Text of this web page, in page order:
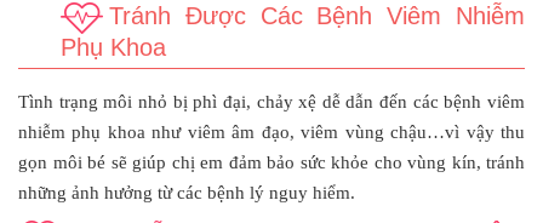
Tránh Được Các Bệnh Viêm Nhiễm
Phụ Khoa
Tình trạng môi nhỏ bị phì đại, chảy xệ dễ dẫn đến các bệnh viêm
nhiễm phụ khoa như viêm âm đạo, viêm vùng chậu…vì vậy thu
gọn môi bé sẽ giúp chị em đảm bảo sức khỏe cho vùng kín, tránh
những ảnh hưởng từ các bệnh lý nguy hiểm.